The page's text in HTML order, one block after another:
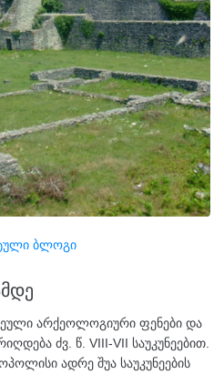
ბლოგი
არქეოლოგიური ფენები და
ძვ. წ. VIII-VII საუკუნეებით.
ადრე შუა საუკუნეების